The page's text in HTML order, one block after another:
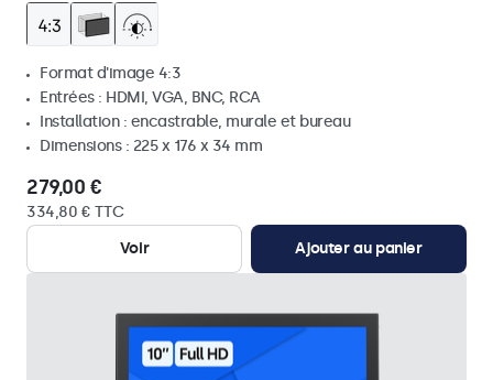
Format d'image 4:3
Entrées : HDMI, VGA, BNC, RCA
Installation : encastrable, murale et bureau
Dimensions : 225 x 176 x 34 mm
279,00 €
334,80 € TTC
Voir
Ajouter au panier